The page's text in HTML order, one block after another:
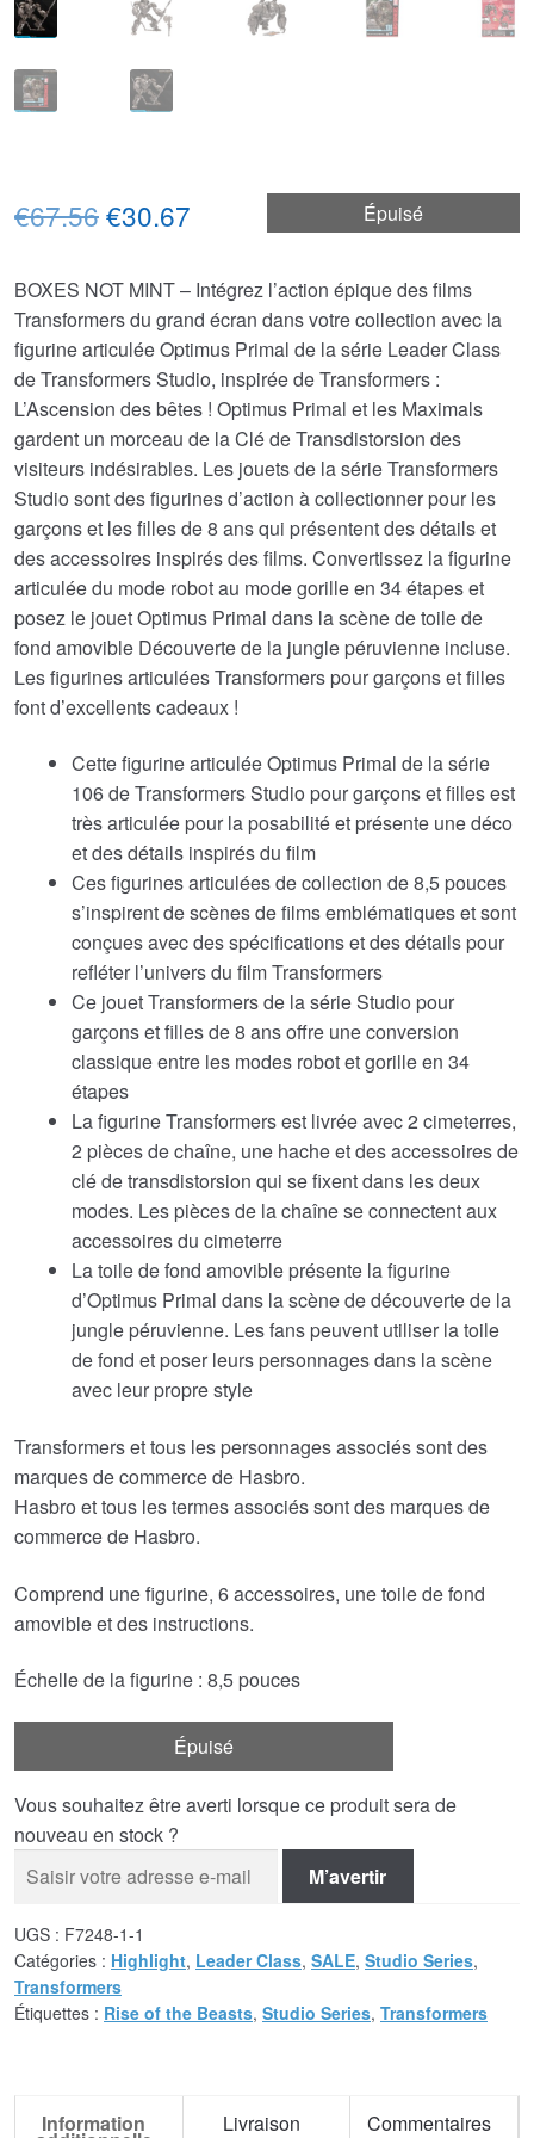
Épuisé
€67.56Le
initial
était :
€67.56.
€30.67
actuel
est :
€30.67.
BOXES NOT MINT – Intégrez l’action épique des films
Transformers du grand écran dans votre collection avec la
figurine articulée Optimus Primal de la série Leader Class
de Transformers Studio, inspirée de Transformers :
L’Ascension des bêtes ! Optimus Primal et les Maximals
gardent un morceau de la Clé de Transdistorsion des
visiteurs indésirables. Les jouets de la série Transformers
Studio sont des figurines d’action à collectionner pour les
garçons et les filles de 8 ans qui présentent des détails et
des accessoires inspirés des films. Convertissez la figurine
articulée du mode robot au mode gorille en 34 étapes et
posez le jouet Optimus Primal dans la scène de toile de
fond amovible Découverte de la jungle péruvienne incluse.
Les figurines articulées Transformers pour garçons et filles
font d’excellents cadeaux !
Cette figurine articulée Optimus Primal de la série
106 de Transformers Studio pour garçons et filles est
très articulée pour la posabilité et présente une déco
et des détails inspirés du film
Ces figurines articulées de collection de 8,5 pouces
s’inspirent de scènes de films emblématiques et sont
conçues avec des spécifications et des détails pour
refléter l’univers du film Transformers
Ce jouet Transformers de la série Studio pour
garçons et filles de 8 ans offre une conversion
classique entre les modes robot et gorille en 34
étapes
La figurine Transformers est livrée avec 2 cimeterres,
2 pièces de chaîne, une hache et des accessoires de
clé de transdistorsion qui se fixent dans les deux
modes. Les pièces de la chaîne se connectent aux
accessoires du cimeterre
La toile de fond amovible présente la figurine
d’Optimus Primal dans la scène de découverte de la
jungle péruvienne. Les fans peuvent utiliser la toile
de fond et poser leurs personnages dans la scène
avec leur propre style
Transformers et tous les personnages associés sont des
marques de commerce de Hasbro.
Hasbro et tous les termes associés sont des marques de
commerce de Hasbro.
Comprend une figurine, 6 accessoires, une toile de fond
amovible et des instructions.
Échelle de la figurine : 8,5 pouces
Épuisé
Vous souhaitez être averti lorsque ce produit sera de
nouveau en stock ?
M’avertir
UGS : F7248-1-1
Catégories : Highlight, Leader Class, SALE, Studio Series,
Transformers
Étiquettes : Rise of the Beasts, Studio Series, Transformers
Information Livraison Commentaires